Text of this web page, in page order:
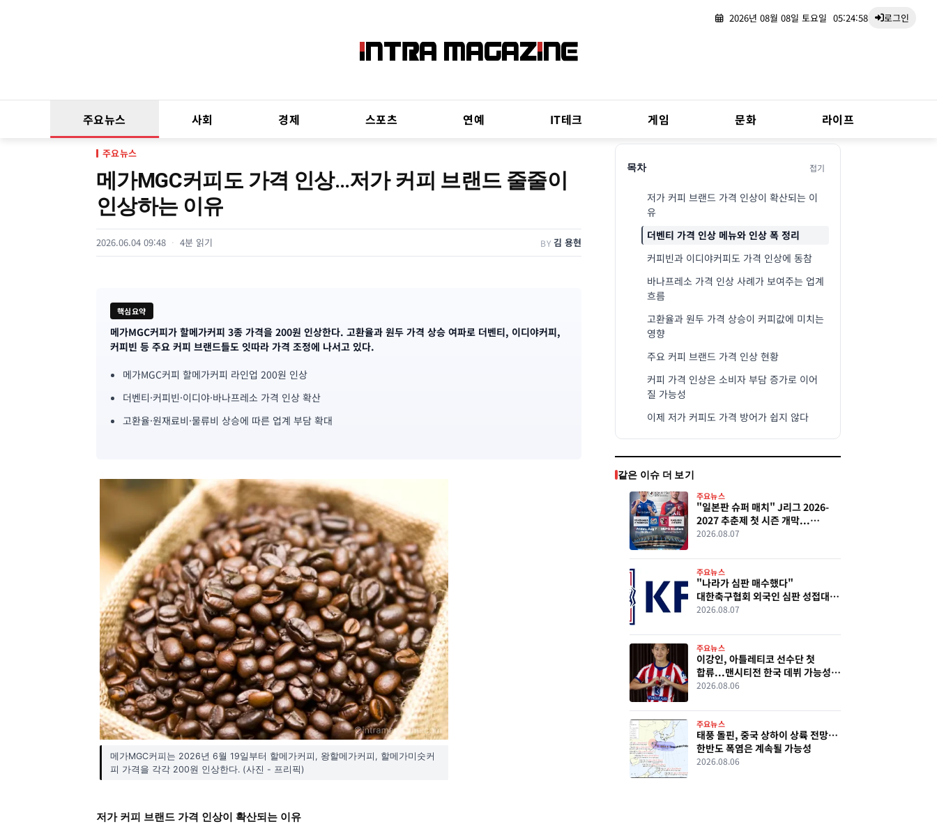
2026년 08월 08일 토요일 05:24:59 로그인
주요뉴스 사회 경제 스포츠 연예 IT테크 게임 문화 라이프
주요뉴스
메가MGC커피도 가격 인상…저가 커피 브랜드 줄줄이
인상하는 이유
2026.06.04 09:48 4분 읽기 BY 김 용현
핵심요약
기
심
메가MGC커피가 할메가커피 3종 가격을 200원 인상한다. 고환율과 원두 가격 상승 여파로 더벤티, 이디야커피,
커피빈 등 주요 커피 브랜드들도 잇따라 가격 조정에 나서고 있다.
메가MGC커피 할메가커피 라인업 200원 인상
더벤티·커피빈·이디야·바나프레소 가격 인상 확산
고환율·원재료비·물류비 상승에 따른 업계 부담 확대
메가MGC커피는 2026년 6월 19일부터 할메가커피, 왕할메가커피, 할메가미숫커
피 가격을 각각 200원 인상한다. (사진 - 프리픽)
저가 커피 브랜드 가격 인상이 확산되는 이유
목차 접기
저가 커피 브랜드 가격 인상이 확산되는 이
유
더벤티 가격 인상 메뉴와 인상 폭 정리
커피빈과 이디야커피도 가격 인상에 동참
바나프레소 가격 인상 사례가 보여주는 업계
흐름
고환율과 원두 가격 상승이 커피값에 미치는
영향
주요 커피 브랜드 가격 인상 현황
커피 가격 인상은 소비자 부담 증가로 이어
질 가능성
이제 저가 커피도 가격 방어가 쉽지 않다
같은 이슈 더 보기
주요뉴스
"일본판 슈퍼 매치" J리그 2026-
2027 추춘제 첫 시즌 개막...
요코하마 F.마리노스·가시마
2026.08.07
주요뉴스
"나라가 심판 매수했다"
대한축구협회 외국인 심판 성접대
의혹 파장
2026.08.07
주요뉴스
이강인, 아틀레티코 선수단 첫
합류...맨시티전 한국 데뷔 가능성
커졌다
2026.08.06
주요뉴스
태풍 돌핀, 중국 상하이 상륙 전망…
한반도 폭염은 계속될 가능성
2026.08.06